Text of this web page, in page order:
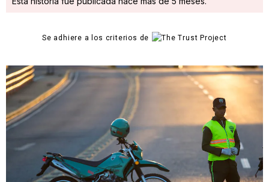
Se adhiere a los criterios de